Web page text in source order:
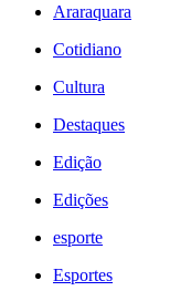
Araraquara
Cotidiano
Cultura
Destaques
Edição
Edições
esporte
Esportes